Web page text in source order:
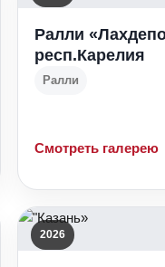
Ралли
респ.Карелия
Ралли
Смотреть галерею
2026